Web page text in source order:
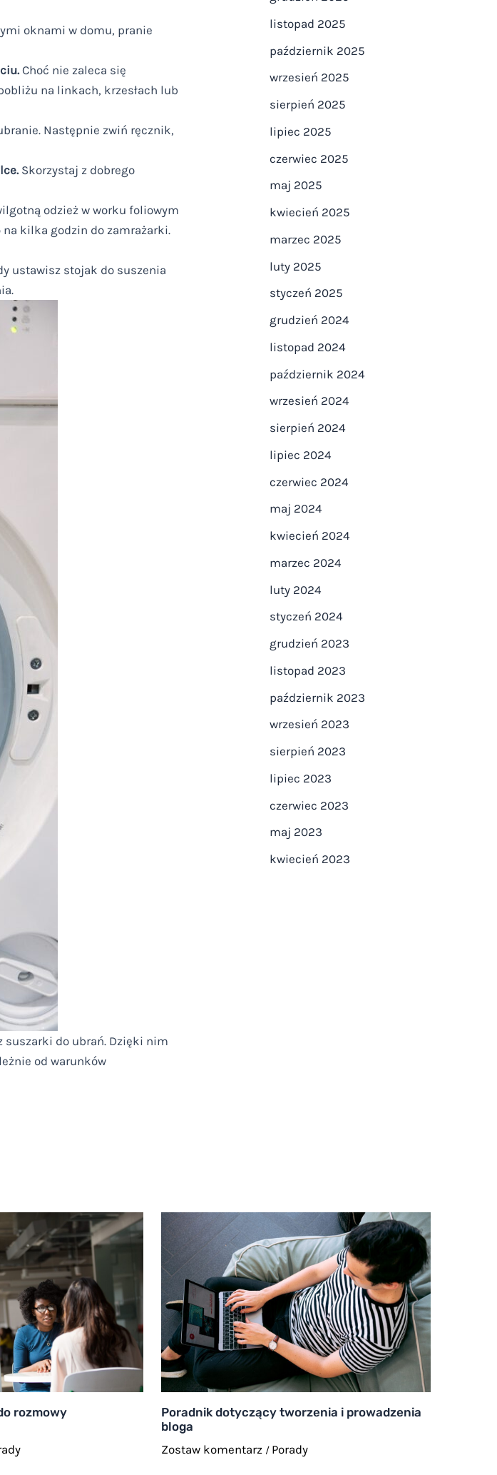
oknami w domu, pranie
Choć nie zaleca się
na linkach, krzesłach lub
Następnie zwiń ręcznik,
Skorzystaj z dobrego
odzież w worku foliowym
na kilka godzin do zamrażarki.
ustawisz stojak do suszenia
suszarki do ubrań. Dzięki nim
od warunków
rozmowy
Poradnik dotyczący tworzenia i prowadzenia
bloga
Zostaw komentarz / Porady
listopad 2025
październik 2025
wrzesień 2025
sierpień 2025
lipiec 2025
czerwiec 2025
maj 2025
kwiecień 2025
marzec 2025
luty 2025
styczeń 2025
grudzień 2024
listopad 2024
październik 2024
wrzesień 2024
sierpień 2024
lipiec 2024
czerwiec 2024
maj 2024
kwiecień 2024
marzec 2024
luty 2024
styczeń 2024
grudzień 2023
listopad 2023
październik 2023
wrzesień 2023
sierpień 2023
lipiec 2023
czerwiec 2023
maj 2023
kwiecień 2023